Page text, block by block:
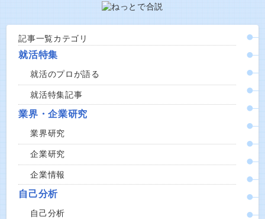
記事一覧カテゴリ
就活特集
就活のプロが語る
就活特集記事
業界・企業研究
業界研究
企業研究
企業情報
自己分析
自己分析